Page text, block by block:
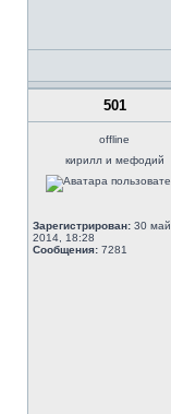
501
offline
кирилл и мефодий
Зарегистрирован: 30 май,
2014, 18:28
Сообщения: 7281